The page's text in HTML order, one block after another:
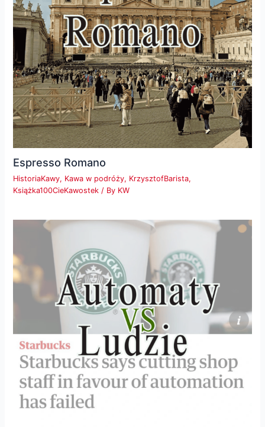
Espresso Romano
HistoriaKawy, Kawa w podróży, KrzysztofBarista,
Książka100CieKawostek / By KW